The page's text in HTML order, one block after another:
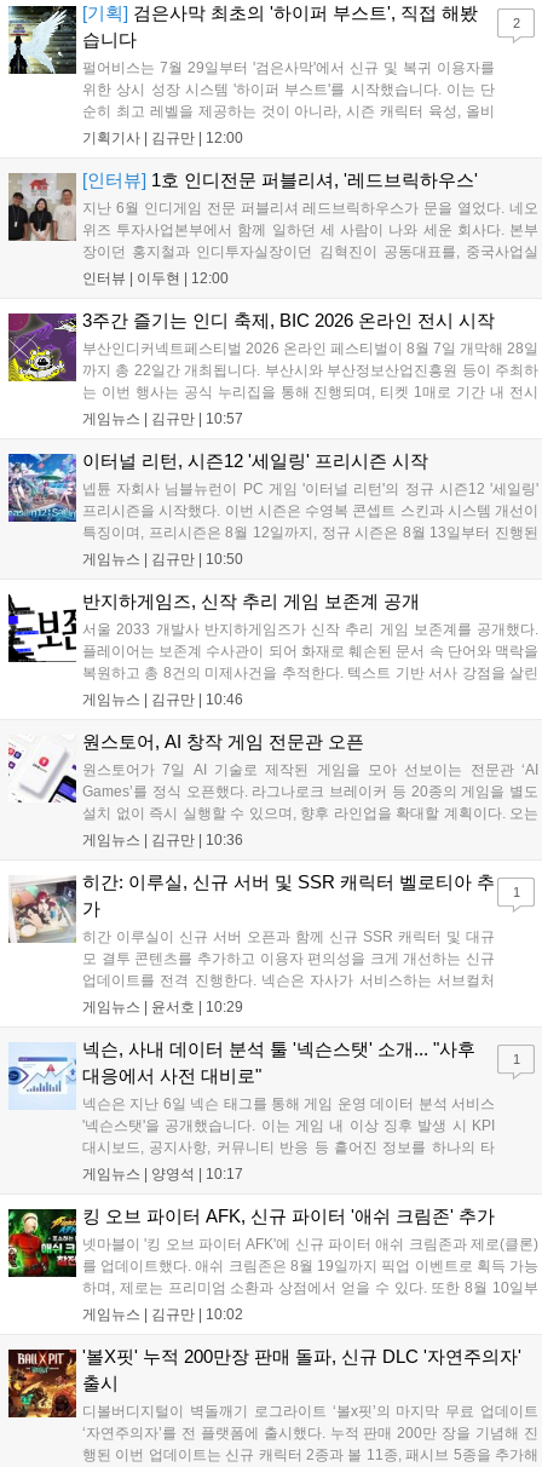
은 공식 페이지에서 확인 가능하다....
[기획] 검은사막 최초의 '하이퍼 부스트', 직접 해봤
습니다
펄어비스는 7월 29일부터 '검은사막'에서 신규 및 복귀 이용자를
위한 상시 성장 시스템 '하이퍼 부스트'를 시작했습니다. 이는 단
순히 최고 레벨을 제공하는 것이 아니라, 시즌 캐릭터 육성, 올비
아 아카데미 수료, 아침의 나라 설화 진행 등 4단계 과정을 통해
용자는 과제를 완수하며 동(V) 투발라 장비와 검은별 무기, 카라
자드 장신구 등을 획득해 주요 콘텐츠에 진입할 수 있습니다....
기획기사 | 김규만 12:00
2
[인터뷰] 1호 인디전문 퍼블리셔, '레드브릭하우스'
지난 6월 인디게임 전문 퍼블리셔 레드브릭하우스가 문을 열었다. 네오
위즈 투자사업본부에서 함께 일하던 세 사람이 나와 세운 회사다. 본부
장이던 홍지철과 인디투자실장이던 김혁진이 공동대표를, 중국사업실
장이던 이민정이 이사를 맡았다. 출범 한 달여 만에 위메이드맥스의 전
들어왔다. 서비스 중인...
인터뷰 | 이두현 12:00
3주간 즐기는 인디 축제, BIC 2026 온라인 전시 시작
부산인디커넥트페스티벌 2026 온라인 페스티벌이 8월 7일 개막해 28일
까지 총 22일간 개최됩니다. 부산시와 부산정보산업진흥원 등이 주최하
는 이번 행사는 공식 누리집을 통해 진행되며, 티켓 1매로 기간 내 전시
작을 제한 없이 체험할 수 있습니다. 일반 및 루키 부문 등 다양한 인디게
세계 누구나 참여 가능한 이번 행사는 역대 최대 규모로 열려 인디게임
생태계 확장에 기여할 전망입니다....
게임뉴스 | 김규만 10:57
이터널 리턴, 시즌12 '세일링' 프리시즌 시작
넵튠 자회사 님블뉴런이 PC 게임 '이터널 리턴'의 정규 시즌12 '세일링'
프리시즌을 시작했다. 이번 시즌은 수영복 콘셉트 스킨과 시스템 개선이
특징이며, 프리시즌은 8월 12일까지, 정규 시즌은 8월 13일부터 진행된
다. 실험체 관찰일지 추가와 후반부 전략 강화를 위한 다중 크로노 스피
대를 모으고 있다....
게임뉴스 | 김규만 10:50
반지하게임즈, 신작 추리 게임 보존계 공개
서울 2033 개발사 반지하게임즈가 신작 추리 게임 보존계를 공개했다.
플레이어는 보존계 수사관이 되어 화재로 훼손된 문서 속 단어와 맥락을
복원하고 총 8건의 미제사건을 추적한다. 텍스트 기반 서사 강점을 살린
이번 게임은 정보 조합과 사건 재구성이 핵심이며, 현재 스팀 상점 페이
개발에 박차를 가하고 있다....
게임뉴스 | 김규만 10:46
원스토어, AI 창작 게임 전문관 오픈
원스토어가 7일 AI 기술로 제작된 게임을 모아 선보이는 전문관 ‘AI
Games’를 정식 오픈했다. 라그나로크 브레이커 등 20종의 게임을 별도
설치 없이 즉시 실행할 수 있으며, 향후 라인업을 확대할 계획이다. 오는
11일부터는 게임 실행 시 할인 쿠폰을 지급하는 오픈 기념 이벤트도 진
있는 환경을 조성해 창작자와 이용자 모두에게 새로운 경험을 제공할 것
으로 기대된다....
게임뉴스 | 김규만 10:36
히간: 이루실, 신규 서버 및 SSR 캐릭터 벨로티아 추
가
히간 이루실이 신규 서버 오픈과 함께 신규 SSR 캐릭터 및 대규
모 결투 콘텐츠를 추가하고 이용자 편의성을 크게 개선하는 신규
업데이트를 전격 진행한다. 넥슨은 자사가 서비스하는 서브컬처
게임 히간 이루실에 신규 서버 'world3'을 개설하고 신규 캐릭터
이번 업데이트를 통해 어둠 속 서큐버스...
게임뉴스 | 윤서호 10:29
1
넥슨, 사내 데이터 분석 툴 '넥슨스탯' 소개... "사후
대응에서 사전 대비로"
넥슨은 지난 6일 넥슨 태그를 통해 게임 운영 데이터 분석 서비스
'넥슨스탯'을 공개했습니다. 이는 게임 내 이상 징후 발생 시 KPI
대시보드, 공지사항, 커뮤니티 반응 등 흩어진 정보를 하나의 타
임라인에 연결해 원인을 빠르게 파악하도록 돕는 관제 허브입니
중심의 운영 방식을 사전 대비 체계로 전환하며 데이터 기반의 효
율적인 의사결정을 지원하고 있습니다....
게임뉴스 | 양영석 10:17
1
킹 오브 파이터 AFK, 신규 파이터 '애쉬 크림존' 추가
넷마블이 '킹 오브 파이터 AFK'에 신규 파이터 애쉬 크림존과 제로(클론)
를 업데이트했다. 애쉬 크림존은 8월 19일까지 픽업 이벤트로 획득 가능
하며, 제로는 프리미엄 소환과 상점에서 얻을 수 있다. 또한 8월 10일부
터 14일까지 럭키 엘피 이벤트로 론을, 13일부터 26일까지 트로피칼 아
로 전략적 전투의 재미가 더욱 강화될 것으로 기대된다....
게임뉴스 | 김규만 10:02
'볼X핏' 누적 200만장 판매 돌파, 신규 DLC '자연주의자'
출시
디볼버디지털이 벽돌깨기 로그라이트 ‘볼x핏’의 마지막 무료 업데이트
‘자연주의자’를 전 플랫폼에 출시했다. 누적 판매 200만 장을 기념해 진
행된 이번 업데이트는 신규 캐릭터 2종과 볼 11종, 패시브 5종을 추가해